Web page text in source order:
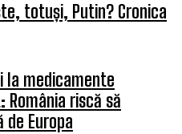
totuși, Putin? Cronica
la medicamente
riscă să
Europa